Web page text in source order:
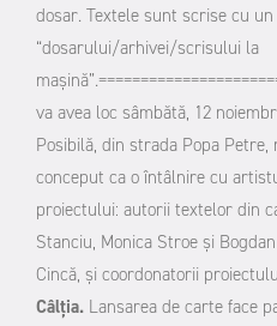
dosar. Textele sunt scrise cu
“dosarului/arhivei/scrisului la
mașină”.
va avea loc sâmbătă, 12
Posibilă, din strada Popa
conceput ca o întâlnire cu
proiectului: autorii textelor din
Stanciu, Monica Stroe și
Cincă, și coordonatorii
Câlția. Lansarea de carte face